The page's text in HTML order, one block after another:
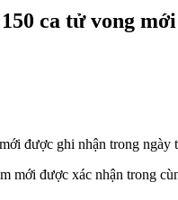
ca tử vong
được ghi nhận trong ngày
mới được xác nhận trong